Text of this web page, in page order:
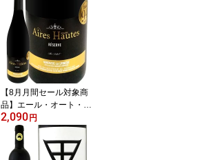
250ml Underwood Oreg
on 缶ワイン アルミ缶 ミ
ニ 一人飲み 旅行用 ピノ
グリ ミュスカ ピノ・ノ
ワール リースリング シ
ャルドネ 辛口 果実味 ミ
ネラル アルコール約12%
【8月月間セール対象商
品】エール・オート・レ
ゼルヴ ミネルヴォワ・
ラ・リヴィニエール 201
7 フランス パーカー 750
ml 赤ワイン フルボディ
2,090円